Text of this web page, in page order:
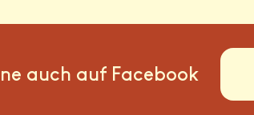
auch auf Facebook